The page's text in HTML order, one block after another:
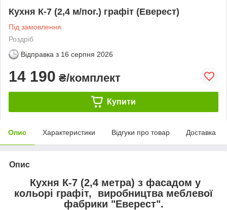
Кухня К-7 (2,4 м/пог.) графіт (Еверест)
Під замовлення
Роздріб
Відправка з 16 серпня 2026
14 190 ₴/комплект
Купити
Опис Характеристики Відгуки про товар Доставка
Опис
Кухня К-7 (2,4 метра) з фасадом у
кольорі графіт, виробництва меблевої
фабрики "Еверест".